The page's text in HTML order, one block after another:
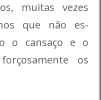
muitas vezes
que não es­
o cansaço e o
os